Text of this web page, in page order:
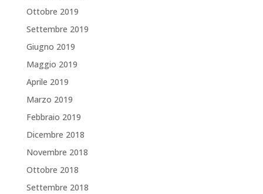
Ottobre 2019
Settembre 2019
Giugno 2019
Maggio 2019
Aprile 2019
Marzo 2019
Febbraio 2019
Dicembre 2018
Novembre 2018
Ottobre 2018
Settembre 2018